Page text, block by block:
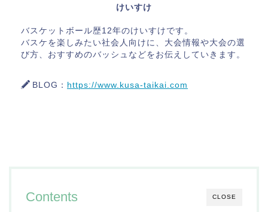
けいすけ
バスケットボール歴12年のけいすけです。
バスケを楽しみたい社会人向けに、大会情報や大会の選
び方、おすすめのバッシュなどをお伝えしていきます。
BLOG： https://www.kusa-taikai.com
CLOSE
Contents